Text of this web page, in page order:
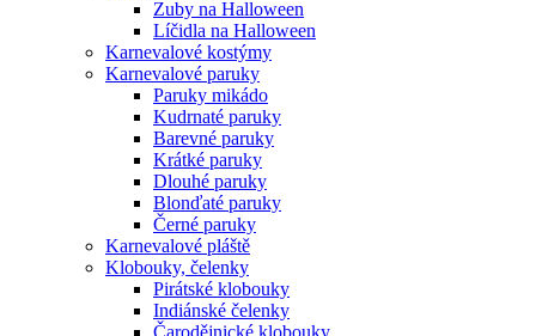
Zuby na Halloween
Líčidla na Halloween
Karnevalové kostýmy
Karnevalové paruky
Paruky mikádo
Kudrnaté paruky
Barevné paruky
Krátké paruky
Dlouhé paruky
Blonďaté paruky
Černé paruky
Karnevalové pláště
Klobouky, čelenky
Pirátské klobouky
Indiánské čelenky
Čarodějnické klobouky